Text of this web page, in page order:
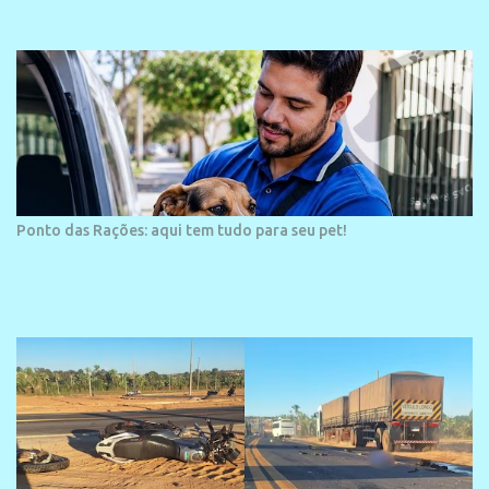
Ponto das Rações: aqui tem tudo para seu pet!